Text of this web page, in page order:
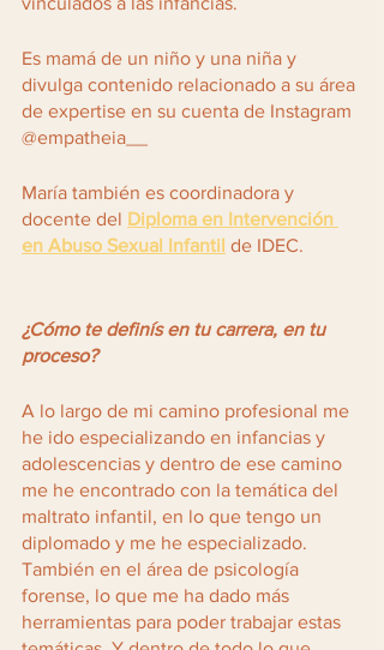
Es mamá de un niño y una niña y
divulga contenido relacionado a su área
de expertise en su cuenta de Instagram
@empatheia__
María también es coordinadora y
docente del Diploma en Intervención
en Abuso Sexual Infantil de IDEC.
¿Cómo te definís en tu carrera, en tu
proceso?
A lo largo de mi camino profesional me
he ido especializando en infancias y
adolescencias y dentro de ese camino
me he encontrado con la temática del
maltrato infantil, en lo que tengo un
diplomado y me he especializado.
También en el área de psicología
forense, lo que me ha dado más
herramientas para poder trabajar estas